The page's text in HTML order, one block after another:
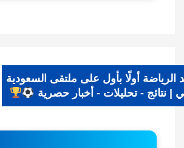
الرياضة أولًا بأول على ملتقى السعودية
| نتائج - تحليلات - أخبار حصرية